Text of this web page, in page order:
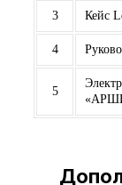
3 Кейс
4
5